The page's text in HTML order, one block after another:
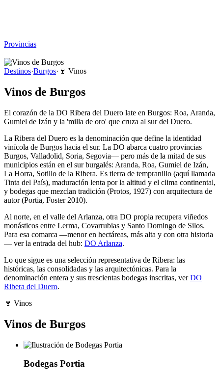
Provincias
Destinos·Burgos· 🍷 Vinos
Vinos de Burgos
El corazón de la DO Ribera del Duero late en Burgos: Roa, Aranda,
Gumiel de Izán y la 'milla de oro' que cruza al sur del Duero.
La Ribera del Duero es la denominación que define la identidad
vinícola de Burgos hacia el sur. La DO abarca cuatro provincias —
Burgos, Valladolid, Soria, Segovia— pero más de la mitad de sus
municipios están en el sur burgalés: Aranda, Roa, Gumiel de Izán,
La Horra, Sotillo de la Ribera. Es tierra de tempranillo (aquí llamada
Tinta del País), maduración lenta por la altitud y el clima continental,
y bodegas que mezclan tradición (Protos, 1927) con arquitectura de
autor (Portia, Foster 2010).
Al norte, en el valle del Arlanza, otra DO propia recupera viñedos
monásticos entre Lerma, Covarrubias y Santo Domingo de Silos.
Para esa comarca —menor en hectáreas, más alta y con otra historia
— ver la entrada del hub: DO Arlanza.
Lo que sigue es una selección representativa de Ribera: las
históricas, las consolidadas y las arquitectónicas. Para la
denominación entera y sus trescientas bodegas inscritas, verDO
Ribera del Duero.
🍷 Vinos
Vinos de Burgos
Bodegas Portia